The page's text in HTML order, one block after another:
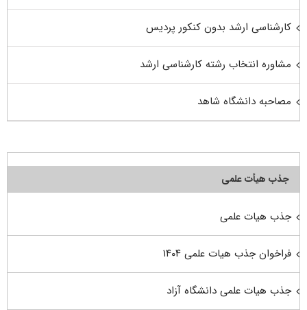
کارشناسی ارشد بدون کنکور پردیس
مشاوره انتخاب رشته کارشناسی ارشد
مصاحبه دانشگاه شاهد
جذب هیأت علمی
جذب هیات علمی
فراخوان جذب هیات علمی ۱۴۰۴
جذب هیات علمی دانشگاه آزاد